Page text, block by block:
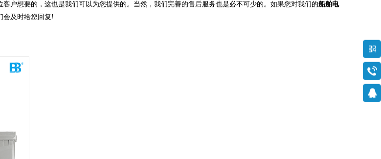
户想要的，这也是我们可以为您提供的。当然，我们完善的售后服务也是必不可少的。如果您对我们的船舶电
会及时给您回复!